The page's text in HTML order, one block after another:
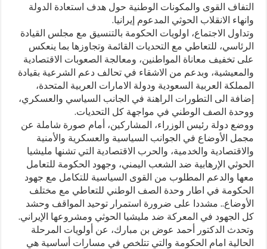
التفاف القوى والمكونات الوطنية حول هدف استعادة الدولة
وانهاء الانقلاب الحوثي المدعوم إيرانيا.
وتداول الاجتماع، اولويات الحكومة بالتنسيق مع مجلس القيادة
الرئاسي، للتعاطي مع التحديات القائمة وتجاوزها بما ينعكس
على تخفيف معاناة المواطنين، ومعالجة الصعوبات الاقتصادية
والمعيشية، وبدعم من الاشقاء في تحالف دعم الشرعية بقيادة
المملكة العربية السعودية ودولة الامارات العربية المتحدة،
إضافة الى التطورات الراهنة في الجانب السياسي والعسكري،
ووحدة الصف الوطني في مواجهة كل التحديات.
ووضع دولة رئيس الوزراء، المشاركين، أمام صورة شاملة عن
مجمل الأوضاع في الجوانب السياسية والعسكرية والأمنية
والاقتصادية والخدمية، والحرب الاقتصادية التي تشنها مليشيا
الحوثي الإرهابية ضد الشعب اليمني، وجهود الحكومة للتعامل
معها والدعم المطلوب من القوى السياسية للتكامل مع جهود
الحكومة في اطار وحدة الصف الوطني للتعاطي مع مختلف
الأوضاع.. مشددا على ضرورة استمرار توحيد المواقف وحشد
كل الجهود في المعركة ضد مليشيا الحوثي ومشروعها الإيراني.
وتحدث الدكتور أحمد عوض بن مبارك، عن أولويات المرحلة
الحالية امام الحكومة والتي تتلخص في مسارات أساسية هي